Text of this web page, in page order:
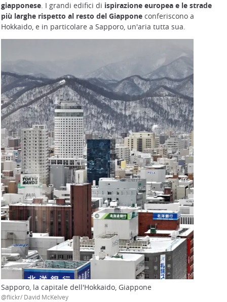
JR Hokkaido Area Pass Validity Map
©Japan Experience
giapponese. I grandi edifici di ispirazione europea e le strade
più larghe rispetto al resto del Giappone conferiscono a
Hokkaido, e in particolare a Sapporo, un'aria tutta sua.
Sapporo, la capitale dell'Hokkaido, Giappone
@flickr/ David McKelvey